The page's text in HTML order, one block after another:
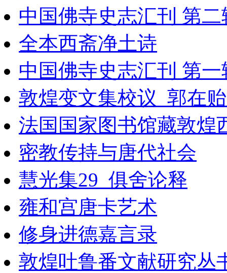
中国佛寺史志汇刊 第二
全本西斋净土诗
中国佛寺史志汇刊 第一
敦煌变文集校议_郭在
法国国家图书馆藏敦煌
密教传持与唐代社会
慧光集29_俱舍论释
雍和宫唐卡艺术
修身进德嘉言录
敦煌吐鲁番文献研究丛